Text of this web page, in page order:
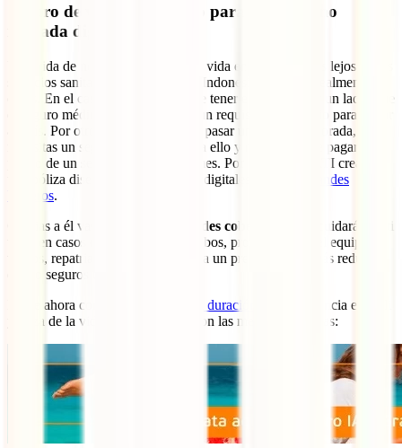
Seguro de viaje obligatorio para viajar como
nómada digital a Bali
Una vida de nómada digital es una vida en la que estarás lejos de los
servicios sanitarios de tu país y en Indonesia estos son realmente
caros. En el caso de Bali tienes que tener en cuenta, por un lado, que
el seguro médico internacional es un requisito obligatorio para entrar
al país. Por otro lado, ya que vas a pasar una larga temporada,
necesitas un seguro que se adapte a ello y no tengas que pagar el
precio de un seguro normal cada mes. Por ello desde IATI creamos
una póliza diseñada para nómadas digitales: el
IATI Grandes
Viajeros.
Gracias a él vas a contar con
grandes coberturas
que cuidarán de ti
tanto en casos de salud como en robos, problemas con el equipaje,
vuelos, repatriación pero, además, a un precio mucho más reducido
que lo seguros típicos.
Hazte ahora con tu
seguro de larga duración
para tu estancia en Bali
y goza de la vida nómada digital con las mejores garantías: